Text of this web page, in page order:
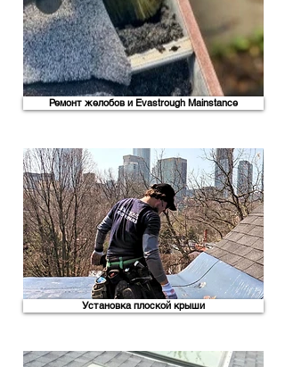
Ремонт желобов и Evastrough Mainstance
Установка плоской крыши